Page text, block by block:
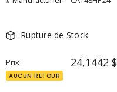
Rupture de Stock
Prix 24,1442 $
AUCUN RETOUR